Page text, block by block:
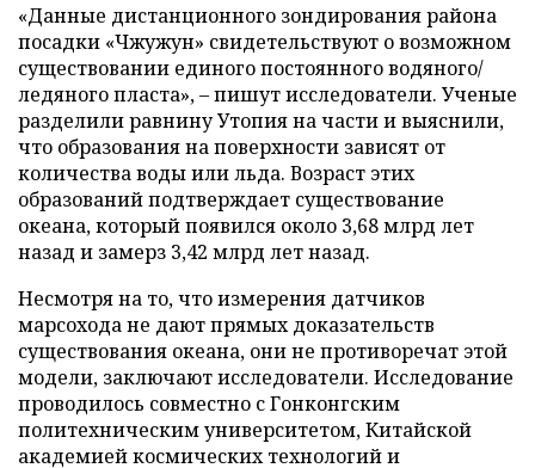
«Данные дистанционного зондирования района
посадки «Чжужун» свидетельствуют о возможном
существовании единого постоянного водяного/
ледяного пласта», – пишут исследователи. Ученые
разделили равнину Утопия на части и выяснили,
что образования на поверхности зависят от
количества воды или льда. Возраст этих
образований подтверждает существование
океана, который появился около 3,68 млрд лет
назад и замерз 3,42 млрд лет назад.
Несмотря на то, что измерения датчиков
марсохода не дают прямых доказательств
существования океана, они не противоречат этой
модели, заключают исследователи. Исследование
проводилось совместно с Гонконгским
политехническим университетом, Китайской
академией космических технологий и